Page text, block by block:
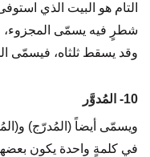
التام هو البيت الذي
شطرٍ فيه يسمّى
وقد يسقط ثلثاه، فيسمّى
10- المُدوَّر
ويسمّى أيضاً (المُدرّج)
في كلمةٍ واحدة يكون